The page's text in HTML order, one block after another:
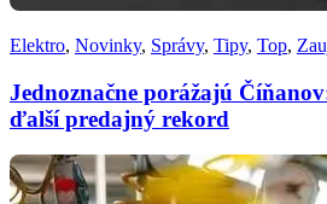
Elektro, Novinky, Správy, Tipy, Top,
Jednoznačne porážajú
ďalší predajný rekord